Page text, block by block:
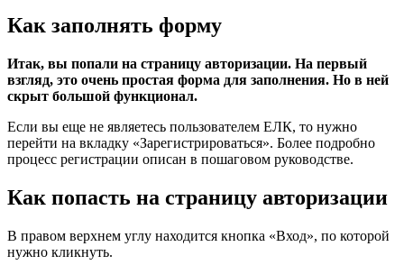
Как заполнять форму
Итак, вы попали на страницу авторизации. На первый
взгляд, это очень простая форма для заполнения. Но в ней
скрыт большой функционал.
Если вы еще не являетесь пользователем ЕЛК, то нужно
перейти на вкладку «Зарегистрироваться». Более подробно
процесс регистрации описан в пошаговом руководстве.
Как попасть на страницу авторизации
В правом верхнем углу находится кнопка «Вход», по которой
нужно кликнуть.